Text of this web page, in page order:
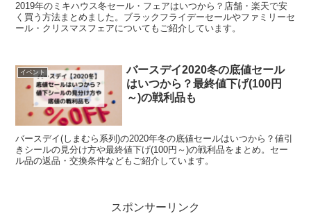
2019年のミキハウス冬セール・フェアはいつから？店舗・楽天で安
く買う方法まとめました。ブラックフライデーセールやファミリーセ
ール・クリスマスフェアについてもご紹介しています。
イベント
バースデイ2020冬の底値セール
はいつから？最終値下げ(100円
～)の戦利品も
バースデイ(しまむら系列)の2020年冬の底値セールはいつから？値引
きシールの見分け方や最終値下げ(100円～)の戦利品をまとめ。セー
ル品の返品・交換条件などもご紹介しています。
スポンサーリンク